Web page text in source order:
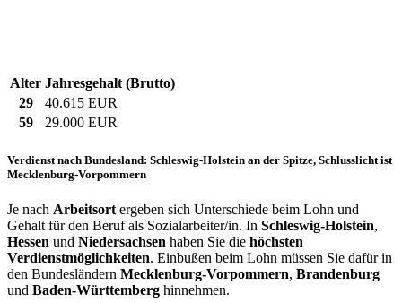
Alter Jahresgehalt (Brutto)
29
40.615 EUR
59
29.000 EUR
Verdienst nach Bundesland: Schleswig-Holstein an der Spitze, Schlusslicht ist
Mecklenburg-Vorpommern
Je nach Arbeitsort ergeben sich Unterschiede beim Lohn und
Gehalt für den Beruf als Sozialarbeiter/in. In Schleswig-Holstein,
Hessen und Niedersachsen haben Sie die höchsten
Verdienstmöglichkeiten. Einbußen beim Lohn müssen Sie dafür in
den Bundesländern Mecklenburg-Vorpommern, Brandenburg
und Baden-Württemberg hinnehmen.